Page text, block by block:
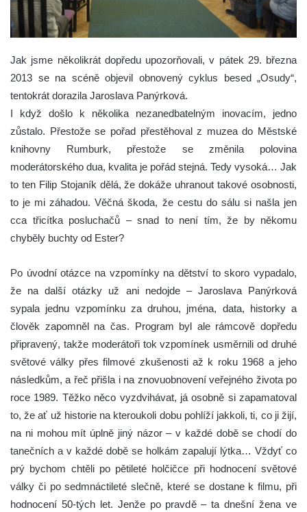
Jak jsme několikrát dopředu upozorňovali, v pátek 29. března
2013 se na scéně objevil obnovený cyklus besed „Osudy“,
tentokrát dorazila Jaroslava Panýrková.
I když došlo k několika nezanedbatelným inovacím, jedno
zůstalo. Přestože se pořad přestěhoval z muzea do Městské
knihovny Rumburk, přestože se změnila polovina
moderátorského dua, kvalita je pořád stejná. Tedy vysoká… Jak
to ten Filip Stojaník dělá, že dokáže uhranout takové osobnosti,
to je mi záhadou. Věčná škoda, že cestu do sálu si našla jen
cca třicítka posluchačů – snad to není tím, že by někomu
chyběly buchty od Ester?
Po úvodní otázce na vzpomínky na dětství to skoro vypadalo,
že na další otázky už ani nedojde – Jaroslava Panýrková
sypala jednu vzpomínku za druhou, jména, data, historky a
člověk zapomněl na čas. Program byl ale rámcově dopředu
připravený, takže moderátoři tok vzpomínek usměrnili od druhé
světové války přes filmové zkušenosti až k roku 1968 a jeho
následkům, a řeč přišla i na znovuobnovení veřejného života po
roce 1989. Těžko něco vyzdvihávat, já osobně si zapamatoval
to, že ať už historie na kteroukoli dobu pohlíží jakkoli, ti, co ji žijí,
na ni mohou mít úplně jiný názor – v každé době se chodí do
tanečních a v každé době se holkám zapalují lýtka… Vždyť co
prý bychom chtěli po pětileté holčičce při hodnocení světové
války či po sedmnáctileté slečně, které se dostane k filmu, při
hodnocení 50-tých let. Jenže po pravdě – ta dnešní žena ve